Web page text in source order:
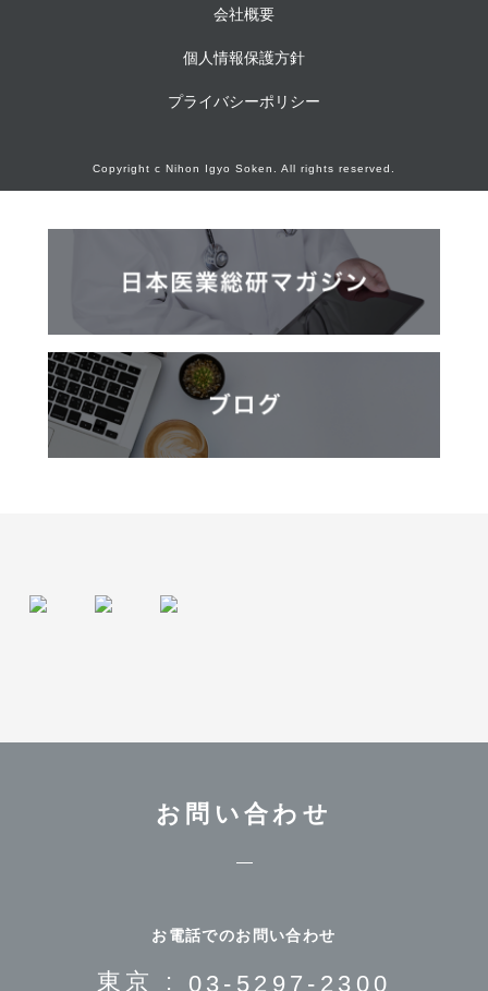
会社概要
個人情報保護方針
プライバシーポリシー
Copyright c Nihon Igyo Soken. All rights reserved.
お問い合わせ
お電話でのお問い合わせ
東京 : 03-5297-2300